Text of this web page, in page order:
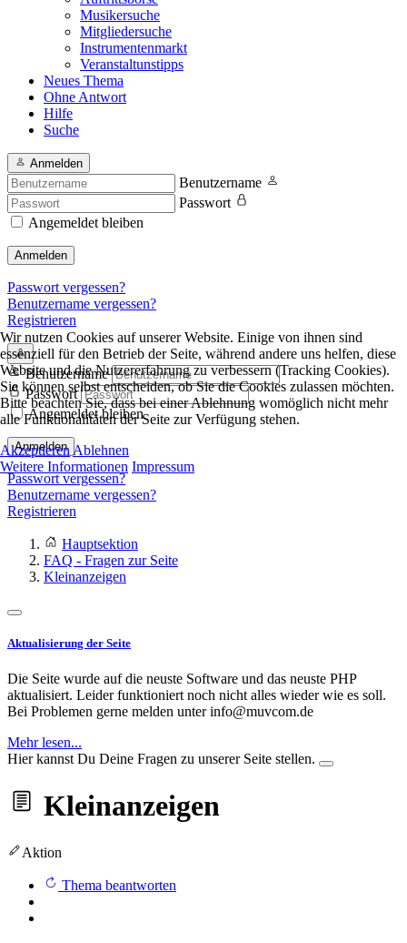
Musikersuche
Mitgliedersuche
Instrumentenmarkt
Veranstaltunstipps
Neues Thema
Ohne Antwort
Hilfe
Suche
Anmelden
Benutzername
Passwort
Angemeldet bleiben
Anmelden
Passwort vergessen?
Benutzername vergessen?
Registrieren
Benutzername
Passwort
Angemeldet bleiben
Anmelden
Passwort vergessen?
Benutzername vergessen?
Registrieren
Hauptsektion
FAQ - Fragen zur Seite
Kleinanzeigen
Aktualisierung der Seite
Die Seite wurde auf die neuste Software und das neuste PHP
aktualisiert. Leider funktioniert noch nicht alles wieder wie es soll.
Bei Problemen gerne melden unter info@muvcom.de
Mehr lesen...
Hier kannst Du Deine Fragen zu unserer Seite stellen.
Kleinanzeigen
Aktion
Thema beantworten
Wir nutzen Cookies auf unserer Website. Einige von ihnen sind
essenziell für den Betrieb der Seite, während andere uns helfen, diese
Website und die Nutzererfahrung zu verbessern (Tracking Cookies).
Sie können selbst entscheiden, ob Sie die Cookies zulassen möchten.
Bitte beachten Sie, dass bei einer Ablehnung womöglich nicht mehr
alle Funktionalitäten der Seite zur Verfügung stehen.
Akzeptieren Ablehnen
Weitere Informationen Impressum